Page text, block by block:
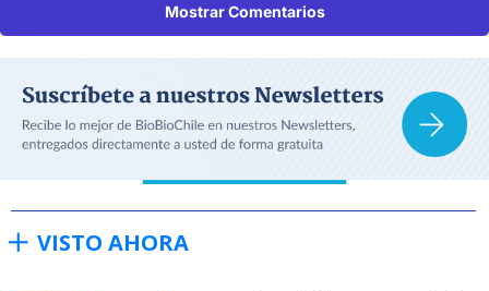
Mostrar Comentarios
VISTO AHORA